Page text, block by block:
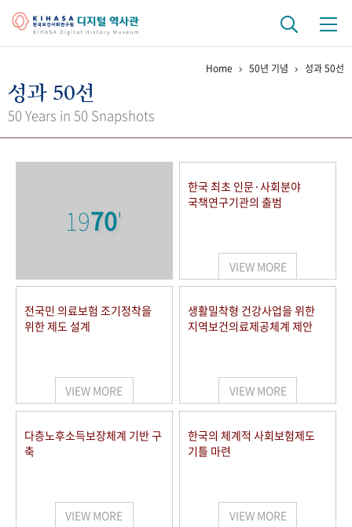
걸어온 길 기관 변천사
키워드로 보는 연구 역사
연구자들
사진 아카이브 문서 기록물 행정박물 영상 기록물
50+1 주년 기념
세계와 함께 한 KIHASA
VR 역사관
Home 50년 기념 성과 50선
성과 50선
50 Years in 50 Snapshots
1970'
한국 최초 인문·사회분야
국책연구기관의 출범
VIEW MORE
전국민 의료보험 조기정착을
위한 제도 설계
VIEW MORE
생활밀착형 건강사업을 위한
지역보건의료제공체계 제안
VIEW MORE
다층노후소득보장체계 기반 구
축
VIEW MORE
한국의 체계적 사회보험제도
기틀 마련
VIEW MORE